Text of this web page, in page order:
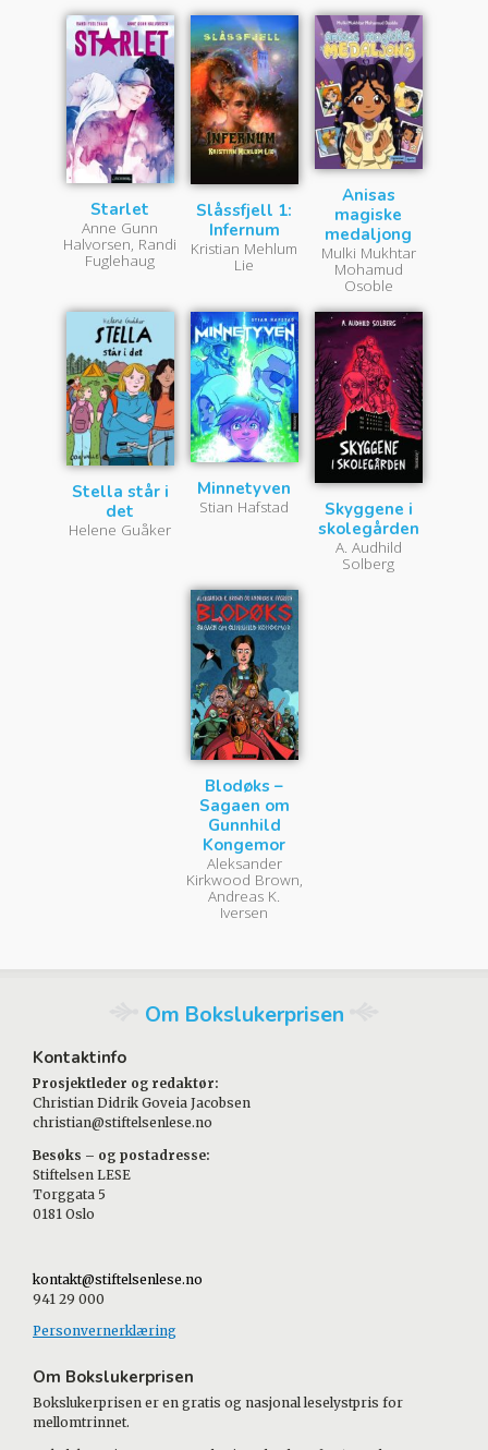
Starlet
Anne Gunn
Halvorsen, Randi
Fuglehaug
Slåssfjell 1:
Infernum
Kristian Mehlum
Lie
Anisas
magiske
medaljong
Mulki Mukhtar
Mohamud
Osoble
Stella står i
det
Helene Guåker
Minnetyven
Stian Hafstad
Skyggene i
skolegården
A. Audhild
Solberg
Blodøks –
Sagaen om
Gunnhild
Kongemor
Aleksander
Kirkwood Brown,
Andreas K.
Iversen
Om Bokslukerprisen
Kontaktinfo
Prosjektleder og redaktør:
Christian Didrik Goveia Jacobsen
christian@stiftelsenlese.no
Besøks – og postadresse:
Stiftelsen LESE
Torggata 5
0181 Oslo
kontakt@stiftelsenlese.no
941 29 000
Personvernerklæring
Om Bokslukerprisen
Bokslukerprisen er en gratis og nasjonal leselystpris for
mellomtrinnet.